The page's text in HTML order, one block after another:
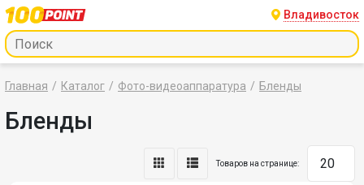
Владивосток
Главная Каталог Фото-видеоаппаратура Бленды
Бленды
Товаров на странице: